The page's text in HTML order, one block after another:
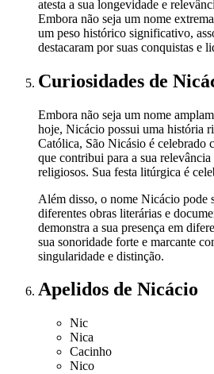
atesta a sua longevidade e
Embora não seja um nome
um peso histórico significativo,
destacaram por suas conquistas e
Curiosidades de
Embora não seja um nome
hoje, Nicácio possui uma história
Católica, São Nicásio é celebrado
que contribui para a sua
religiosos. Sua festa litúrgica é
Além disso, o nome Nicácio pode
diferentes obras literárias e
demonstra a sua presença em
sua sonoridade forte e marcante
singularidade e distinção.
Apelidos de Nicácio
Nic
Nica
Cacinho
Nico